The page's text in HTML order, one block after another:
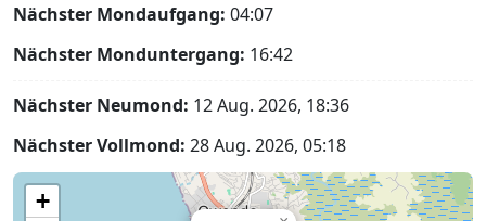
Nächster Mondaufgang: 04:07
Nächster Monduntergang: 16:42
Nächster Neumond: 12 Aug. 2026, 18:36
Nächster Vollmond: 28 Aug. 2026, 05:18
+